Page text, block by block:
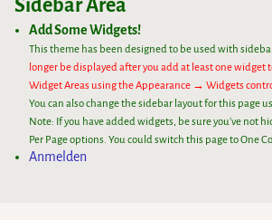
Sidebar Area
Add Some Widgets!
This theme has been designed to be used with
longer be displayed after you add at least one widget
Widget Areas using the Appearance → Widgets
You can also change the sidebar layout for this page
Note: If you have added widgets, be sure you've not
Per Page options. You could switch this page to One
Anmelden